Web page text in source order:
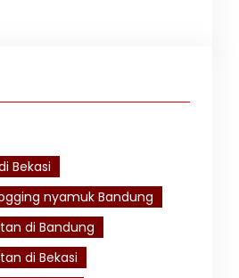
Bekasi
nyamuk Bandung
di Bandung
di Bekasi